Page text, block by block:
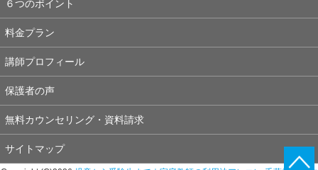
６つのポイント
料金プラン
講師プロフィール
保護者の声
無料カウンセリング・資料請求
サイトマップ